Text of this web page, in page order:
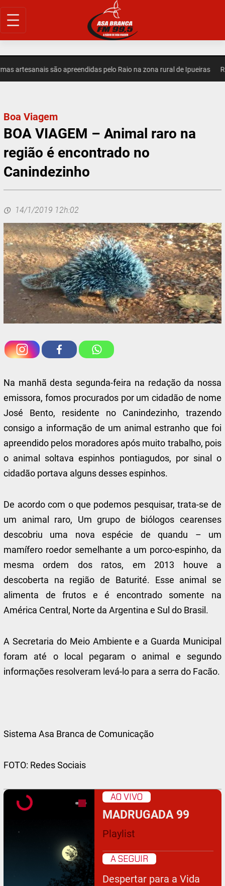
Pular
para
artesanais são apreendidas pelo Raio na zona rural de Ipueiras
Boa Viagem
BOA VIAGEM – Animal raro na
região é encontrado no
Canindezinho
14/1/2019 12h:02
Na manhã desta segunda-feira na redação da nossa
emissora, fomos procurados por um cidadão de nome
José Bento, residente no Canindezinho, trazendo
consigo a informação de um animal estranho que foi
apreendido pelos moradores após muito trabalho, pois
o animal soltava espinhos pontiagudos, por sinal o
cidadão portava alguns desses espinhos.
De acordo com o que podemos pesquisar, trata-se de
um animal raro, Um grupo de biólogos cearenses
descobriu uma nova espécie de quandu – um
mamífero roedor semelhante a um porco-espinho, da
mesma ordem dos ratos, em 2013 houve a
descoberta na região de Baturité. Esse animal se
alimenta de frutos e é encontrado somente na
América Central, Norte da Argentina e Sul do Brasil.
A Secretaria do Meio Ambiente e a Guarda Municipal
foram até o local pegaram o animal e segundo
informações resolveram levá-lo para a serra do Facão.
Sistema Asa Branca de Comunicação
FOTO: Redes Sociais
AO VIVO
MADRUGADA 99
Playlist
A SEGUIR
Despertar para a Vida